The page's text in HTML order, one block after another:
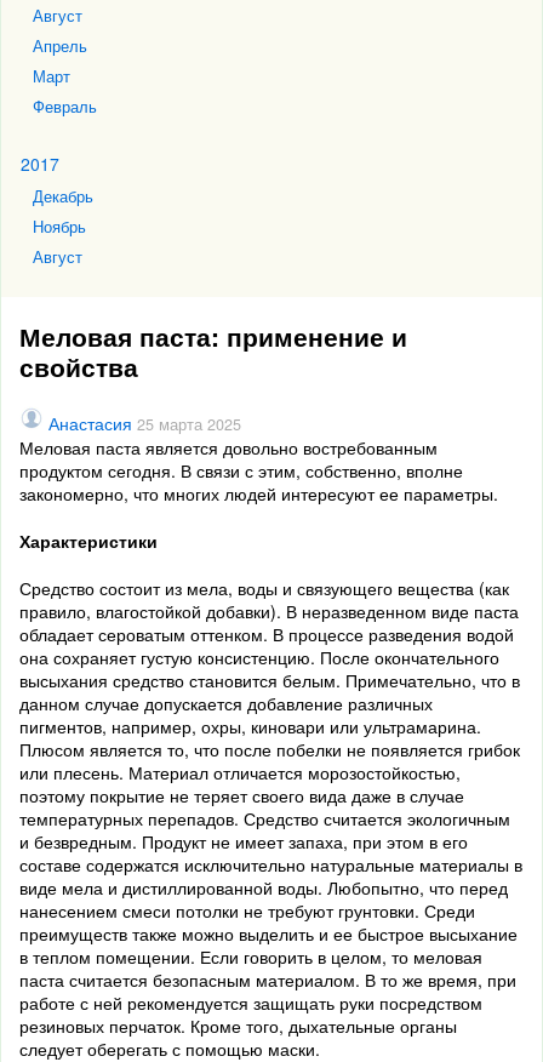
Август
Апрель
Март
Февраль
2017
Декабрь
Ноябрь
Август
Меловая паста: применение и
свойства
Анастасия 25 марта 2025
Меловая паста является довольно востребованным
продуктом сегодня. В связи с этим, собственно, вполне
закономерно, что многих людей интересуют ее параметры.
Характеристики
Средство состоит из мела, воды и связующего вещества (как
правило, влагостойкой добавки). В неразведенном виде паста
обладает сероватым оттенком. В процессе разведения водой
она сохраняет густую консистенцию. После окончательного
высыхания средство становится белым. Примечательно, что в
данном случае допускается добавление различных
пигментов, например, охры, киновари или ультрамарина.
Плюсом является то, что после побелки не появляется грибок
или плесень. Материал отличается морозостойкостью,
поэтому покрытие не теряет своего вида даже в случае
температурных перепадов. Средство считается экологичным
и безвредным. Продукт не имеет запаха, при этом в его
составе содержатся исключительно натуральные материалы в
виде мела и дистиллированной воды. Любопытно, что перед
нанесением смеси потолки не требуют грунтовки. Среди
преимуществ также можно выделить и ее быстрое высыхание
в теплом помещении. Если говорить в целом, то меловая
паста считается безопасным материалом. В то же время, при
работе с ней рекомендуется защищать руки посредством
резиновых перчаток. Кроме того, дыхательные органы
следует оберегать с помощью маски.